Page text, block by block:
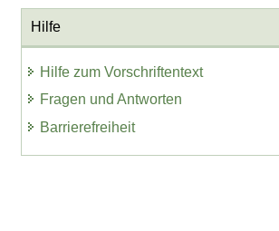
Hilfe
Hilfe zum Vorschriftentext
Fragen und Antworten
Barrierefreiheit